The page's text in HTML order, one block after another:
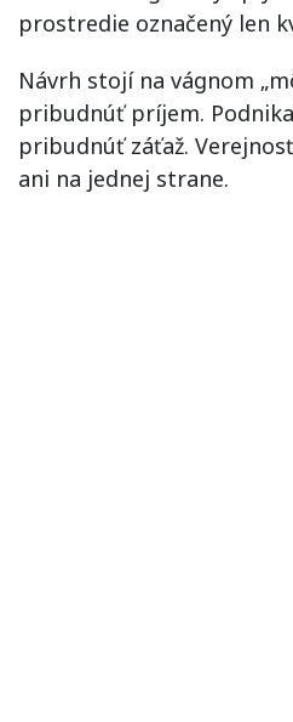
prostredie označený len
Návrh stojí na vágnom
pribudnúť príjem.
pribudnúť záťaž.
ani na jednej strane.